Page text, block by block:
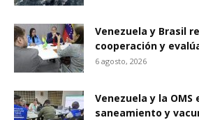
Venezuela y Brasil
cooperación y
6 agosto, 2026
Venezuela y la OMS
saneamiento y